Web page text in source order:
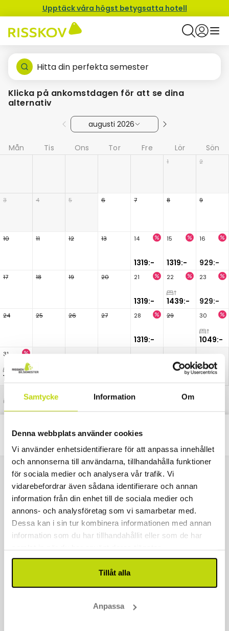
Samtycke Information Om
Denna webbplats använder cookies
Vi använder enhetsidentifierare för att anpassa innehållet
och annonserna till användarna, tillhandahålla funktioner
för sociala medier och analysera vår trafik. Vi
vidarebefordrar även sådana identifierare och annan
information från din enhet till de sociala medier och
annons- och analysföretag som vi samarbetar med.
Dessa kan i sin tur kombinera informationen med annan
information som du har tillhandahållit eller som de har
Tillåt alla
Anpassa
Upptäck våra högst betygsatta hotell
Hitta din perfekta semester
Klicka på ankomstdagen för att se dina
alternativ
augusti 2026
Mån Tis Ons Tor Fre Lör Sön
1 2
3 4 5 6 7 8 9
10 11 12 13 14
1319:-
15
1319:-
16
929:-
17 18 19 20 21
1319:-
22
1439:-
23
929:-
24 25 26 27 28
1319:-
29 30
1049:-
31
1149:-
Uppgraderad rumstyp
Paket
Classic
Kontakta oss
040 611 6130
kontakt@risskov.se
Lördag - Söndag: 10-15